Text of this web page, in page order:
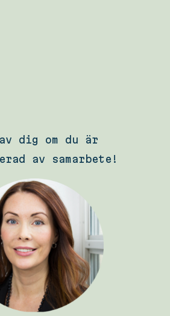
dig om du är
av samarbete!